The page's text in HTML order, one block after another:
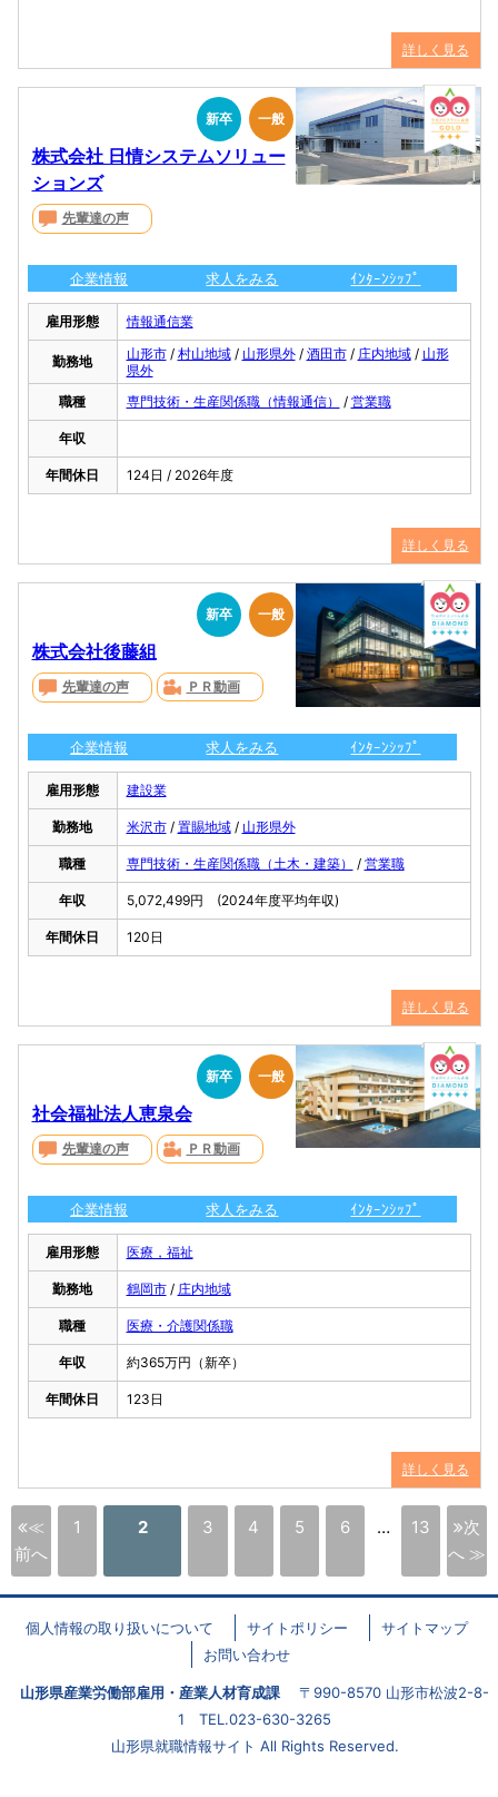
詳しく見る
新卒 一般
株式会社 日情システムソリュー
ションズ
先輩達の声
企業情報 求人をみる ｲﾝﾀｰﾝｼｯﾌﾟ
雇用形態 情報通信業
勤務地 山形市/ 村山地域/ 山形県外/ 酒田市/ 庄内地域/ 山形
県外
職種
専門技術・生産関係職（情報通信） / 営業職
年収
年間休日 124日 / 2026年度
詳しく見る
新卒 一般
株式会社後藤組
先輩達の声 ＰＲ動画
企業情報 求人をみる ｲﾝﾀｰﾝｼｯﾌﾟ
雇用形態 建設業
勤務地 米沢市/ 置賜地域/ 山形県外
職種 専門技術・生産関係職（土木・建築） / 営業職
年収 5,072,499円 (2024年度平均年収)
年間休日 120日
詳しく見る
新卒 一般
社会福祉法人恵泉会
先輩達の声 ＰＲ動画
企業情報 求人をみる ｲﾝﾀｰﾝｼｯﾌﾟ
雇用形態 医療，福祉
勤務地 鶴岡市/ 庄内地域
職種 医療・介護関係職
年収 約365万円（新卒）
年間休日 123日
詳しく見る
≪
前へ
1 2 3 4 5 6 … 13
次
へ ≫
個人情報の取り扱いについて サイトポリシー
サイトマップ
お問い合わせ
山形県産業労働部雇用・産業人材育成課 〒990-8570 山形市松波2-8-
1 TEL.023-630-3265
山形県就職情報サイト All Rights Reserved.